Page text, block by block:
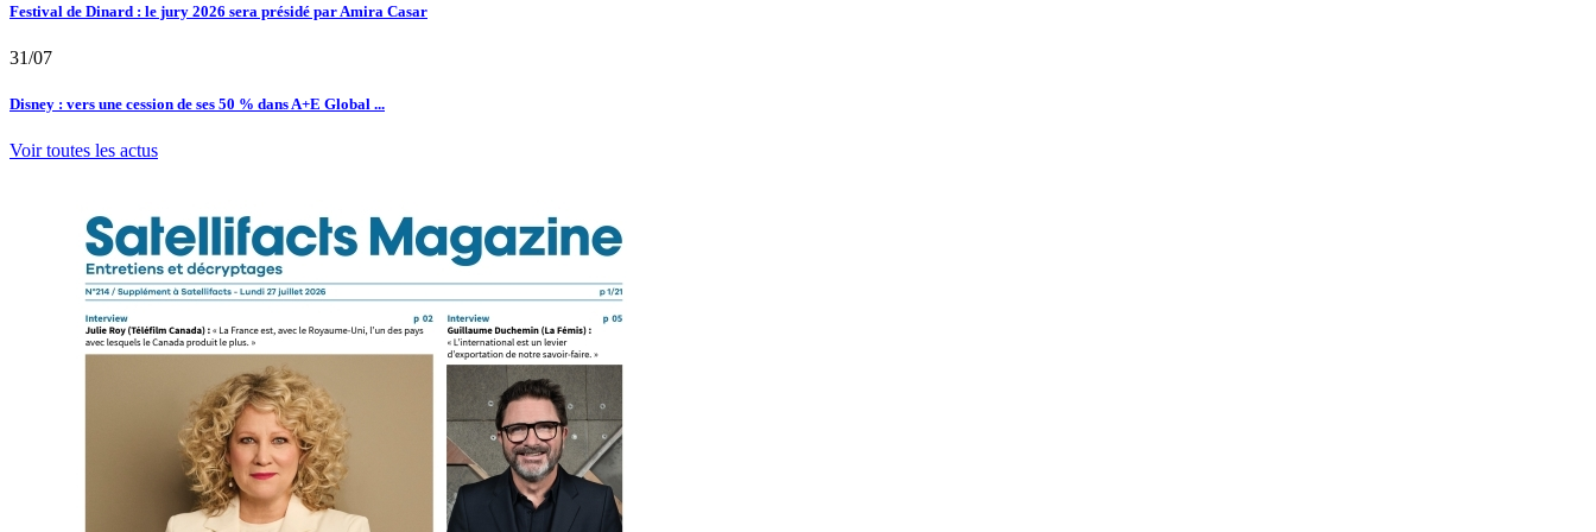
Festival de Dinard : le jury 2026 sera présidé par Amira Casar
31/07
Disney : vers une cession de ses 50 % dans A+E Global ...
Voir toutes les actus